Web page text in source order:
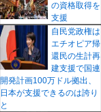
の資格取得を
支援
自民党政権は
エチオピア帰
還民の生計再
建支援で国連
開発計画100万ドル拠出、
日本が支援できるのは誇り
と